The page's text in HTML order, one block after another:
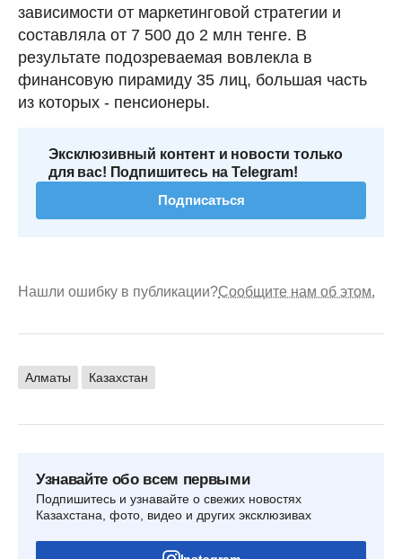
зависимости от маркетинговой стратегии и
составляла от 7 500 до 2 млн тенге. В
результате подозреваемая вовлекла в
финансовую пирамиду 35 лиц, большая часть
из которых - пенсионеры.
Эксклюзивный контент и новости только
для вас! Подпишитесь на Telegram!
Подписаться
Нашли ошибку в публикации?Сообщите нам об этом.
Алматы Казахстан
Узнавайте обо всем первыми
Подпишитесь и узнавайте о свежих новостях
Казахстана, фото, видео и других эксклюзивах